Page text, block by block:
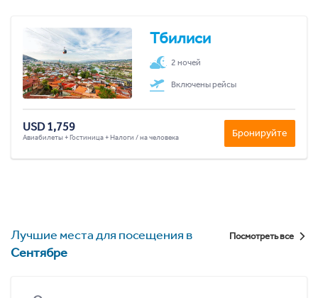
Тбилиси
2 ночей
Включены рейсы
USD 1,759
Авиабилеты + Гостиница + Налоги / на человека Бронируйте
Лучшие места для посещения в
Сентябре
Посмотреть все